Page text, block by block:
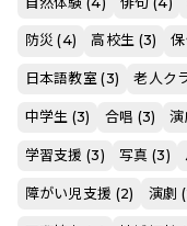
防災 (4) 高校生 (3)
日本語教室 (3) 老人ク
中学生 (3) 合唱 (3) 演
学習支援 (3) 写真 (3)
障がい児支援 (2) 演劇